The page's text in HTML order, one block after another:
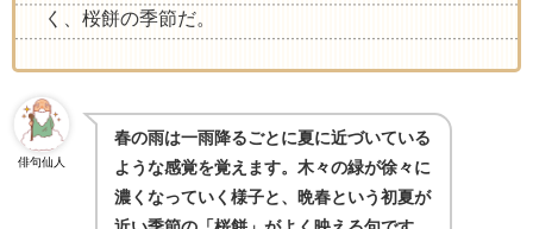
く、桜餅の季節だ。
俳句仙人
春の雨は一雨降るごとに夏に近づいている
ような感覚を覚えます。木々の緑が徐々に
濃くなっていく様子と、晩春という初夏が